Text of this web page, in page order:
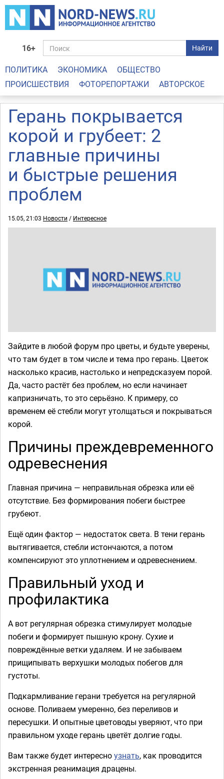
16+ Найти
ПОЛИТИКА ЭКОНОМИКА
ОБЩЕСТВО
ПРОИСШЕСТВИЯ
ФОТОРЕПОРТАЖИ АВТОРСКОЕ
Герань покрывается
корой и грубеет: 2
главные причины
и быстрые решения
проблем
15.05, 21:03 Новости / Интересное
Зайдите в любой форум про цветы, и будьте уверены,
что там будет в том числе и тема про герань. Цветок
насколько красив, настолько и непредсказуем порой.
Да, часто растёт без проблем, но если начинает
капризничать, то это серьёзно. К примеру, со
временем её стебли могут утолщаться и покрываться
корой.
Причины преждевременного
одревеснения
Главная причина — неправильная обрезка или её
отсутствие. Без формирования побеги быстрее
грубеют.
Ещё один фактор — недостаток света. В тени герань
вытягивается, стебли истончаются, а потом
компенсируют это уплотнением и одревеснением.
Правильный уход и
профилактика
А вот регулярная обрезка стимулирует молодые
побеги и формирует пышную крону. Сухие и
повреждённые ветки удаляем. И не забываем
прищипывать верхушки молодых побегов для
густоты.
Подкармливание герани требуется на регулярной
основе. Поливаем умеренно, без переливов и
пересушки. И опытные цветоводы уверяют, что при
правильном уходе герань цветёт долгие годы.
Вам также будет интересноузнать, как проводится
экстренная реанимация драцены.